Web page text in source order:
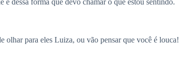
olhar para eles Luiza, ou vão pensar que você é